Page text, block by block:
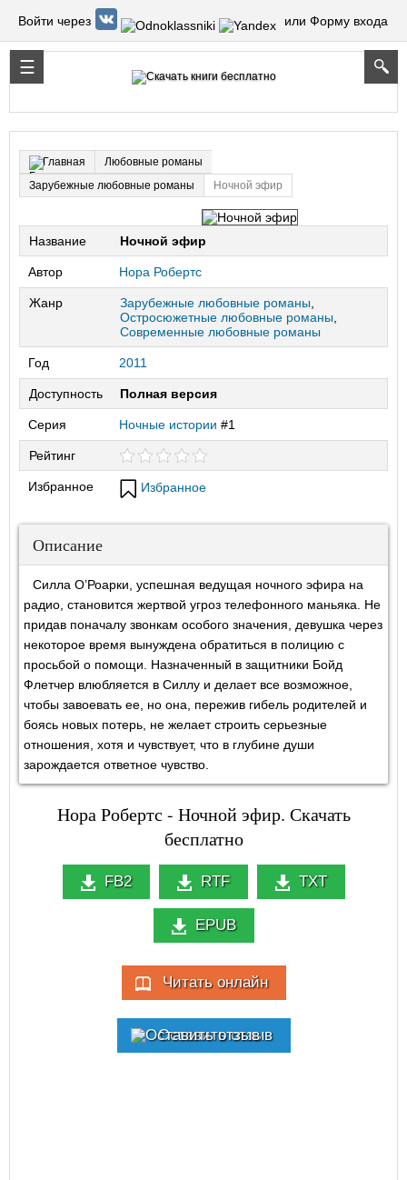
Войти через или Форму входа
Главная
Любовные романы
Зарубежные любовные романы
Ночной эфир
Название Ночной эфир
Автор Нора Робертс
Жанр Зарубежные любовные романы
Остросюжетные любовные романы
Современные любовные романы
Год 2011
Доступность Полная версия
Серия Ночные истории #1
Рейтинг
Избранное Избранное
Описание
Силла О’Роарки, успешная ведущая ночного эфира на
радио, становится жертвой угроз телефонного маньяка. Не
придав поначалу звонкам особого значения, девушка через
некоторое время вынуждена обратиться в полицию с
просьбой о помощи. Назначенный в защитники Бойд
Флетчер влюбляется в Силлу и делает все возможное,
чтобы завоевать ее, но она, пережив гибель родителей и
боясь новых потерь, не желает строить серьезные
отношения, хотя и чувствует, что в глубине души
зарождается ответное чувство.
Нора Робертс - Ночной эфир. Скачать
бесплатно
FB2 RTF TXT
EPUB
Читать онлайн
Оставить отзыв